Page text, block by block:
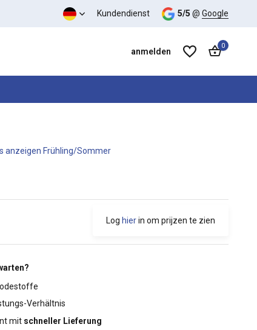
Verhältnis Kundendienst 5/5 @ Google
anmelden
0
anzeigen Frühling/Sommer
Log hierin om prijzen te zien
Verhältnis
mit schneller Lieferung